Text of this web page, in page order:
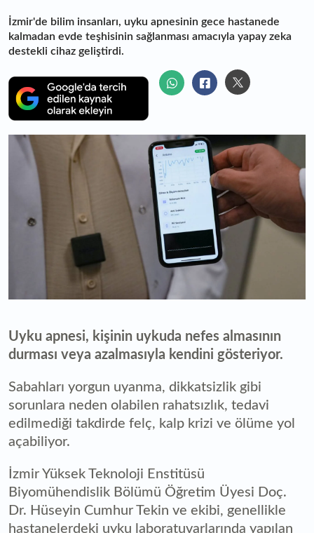
İzmir'de bilim insanları, uyku apnesinin gece hastanede
kalmadan evde teşhisinin sağlanması amacıyla yapay zeka
destekli cihaz geliştirdi.
Uyku apnesi, kişinin uykuda nefes almasının
durması veya azalmasıyla kendini gösteriyor.
Sabahları yorgun uyanma, dikkatsizlik gibi
sorunlara neden olabilen rahatsızlık, tedavi
edilmediği takdirde felç, kalp krizi ve ölüme yol
açabiliyor.
İzmir Yüksek Teknoloji Enstitüsü
Biyomühendislik Bölümü Öğretim Üyesi Doç.
Dr. Hüseyin Cumhur Tekin ve ekibi, genellikle
hastanelerdeki uyku laboratuvarlarında yapılan